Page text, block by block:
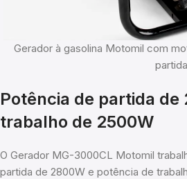
Gerador à gasolina Motomil com
Potência de partida de
trabalho de 2500W
O Gerador MG-3000CL Motomil
partida de 2800W e potência de